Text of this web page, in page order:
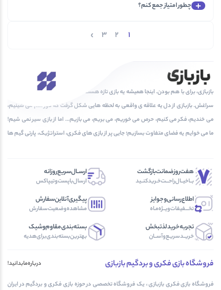
چطور امتیاز جمع کنم؟
1
2
3
بازبازی، برای با هم بودن. اینجا همیشه یه بازی تازه هست که دلت بخواد دوباره و دوباره بری
سراغش. بازبازی از دل یه علاقه ی واقعی به لحظه هایی شکل گرفت که دور هم می شینیم،
می خندیم، فکر می کنیم، حرص می خوریم، می بریم، می بازیم... اما از بازی سیر نمی شیم!
ما می خوایم یه فضای متفاوت بسازیم؛ جایی پر از بازی های فکری، استراتژیک، پارتی گیم ها
هفت‌روز‌ضمانت‌بازگشت
بــا‌خیــال‌راحـــت‌خـرید‌کنــید
ارســال‌سریع‌روزانه
ارسال‌با‌پست‌و‌تیپاکس
اطلاع‌رسانی‌و‌جوایز
تخـــفیفات‌ویــژه‌مـاه
پیگیری‌آنلاین‌سفارش
مشاهده‌وضعیت‌سفارش
تجربه‌خرید‌لذتبخش
خریــد‌سریـع‌و‌آســان
بسته‌بندی‌مقاوم‌وشیک
بهترین‌بسته‌بندی‌برای‌هدیه
فروشگاه بازی فکری و بردگیم بازبازی درباره‌مابدانید!
فروشگاه بازی فکری بازبازی ، یک فروشگاه تخصصی در حوزه بازی فکری و بردگیم در ایران